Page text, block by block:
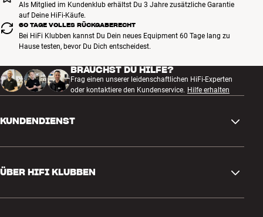
Als Mitglied im Kundenklub erhältst Du 3 Jahre zusätzliche Garantie
auf Deine HiFi-Käufe.
60 TAGE VOLLES RÜCKGABERECHT
Bei HiFi Klubben kannst Du Dein neues Equipment 60 Tage lang zu
Hause testen, bevor Du Dich entscheidest.
BRAUCHST DU HILFE?
Frag einen unserer leidenschaftlichen HiFi-Experten
oder kontaktiere den Kundenservice. Hilfe erhalten
KUNDENDIENST
Rückgabe und Reklamation
ÜBER HIFI KLUBBEN